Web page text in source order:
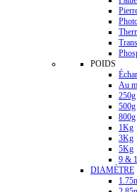
POIDS
Au
250g
500g
800g
1Kg
3Kg
5Kg
9 &
DIAMÈTRE